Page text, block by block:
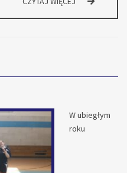
W ubiegłym
roku